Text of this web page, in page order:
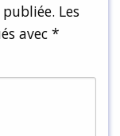
Les
avec *